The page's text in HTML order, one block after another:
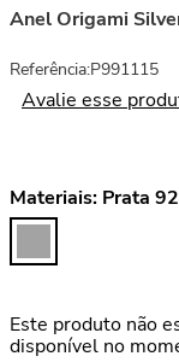
Anel Origami
Referência:P991115
Avalie esse
Materiais: Prata
Este produto não
disponível no